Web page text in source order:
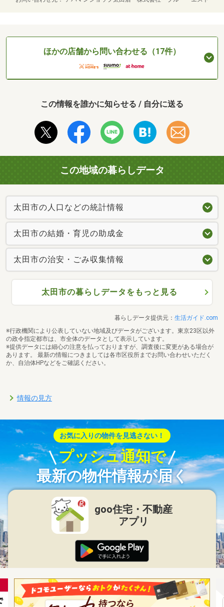
ほかの店舗から問い合わせる（17件）
この情報を誰かに知らせる / 自分に送る
この地域の暮らしデータ
太田市の人口などの統計情報
太田市の結婚・育児の助成金
太田市の治安・ごみ収集情報
太田市の暮らしデータをもっと見る
暮らしデータ提供元： 生活ガイド.com
※行政機関により公表していない地域及びデータがございます。東京23区以外
の政令指定都市は、市全体のデータとして表示しています。
※提供データには細心の注意を払っておりますが、調査後に変更がある場合が
あります。 最新の情報につきましては各市区役所までお問い合わせいただく
か、自治体HPなどをご確認ください。
情報の見方
お気に入りの物件を見逃さない！
プッシュ通知で
最新の物件情報が届く
goo住宅・不動産
アプリ